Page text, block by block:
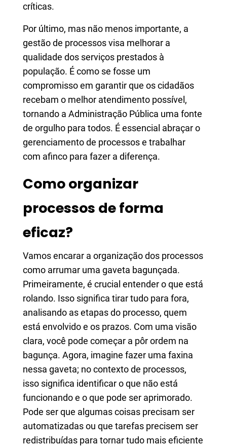
críticas.
Por último, mas não menos importante, a
gestão de processos visa melhorar a
qualidade dos serviços prestados à
população. É como se fosse um
compromisso em garantir que os cidadãos
recebam o melhor atendimento possível,
tornando a Administração Pública uma fonte
de orgulho para todos. É essencial abraçar o
gerenciamento de processos e trabalhar
com afinco para fazer a diferença.
Como organizar
processos de forma
eficaz?
Vamos encarar a organização dos processos
como arrumar uma gaveta bagunçada.
Primeiramente, é crucial entender o que está
rolando. Isso significa tirar tudo para fora,
analisando as etapas do processo, quem
está envolvido e os prazos. Com uma visão
clara, você pode começar a pôr ordem na
bagunça. Agora, imagine fazer uma faxina
nessa gaveta; no contexto de processos,
isso significa identificar o que não está
funcionando e o que pode ser aprimorado.
Pode ser que algumas coisas precisam ser
automatizadas ou que tarefas precisem ser
redistribuídas para tornar tudo mais eficiente